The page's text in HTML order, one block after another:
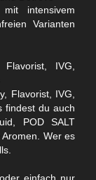
intensivem
Varianten
Flavorist, IVG,
findest du auch
POD SALT
Aromen. Wer es